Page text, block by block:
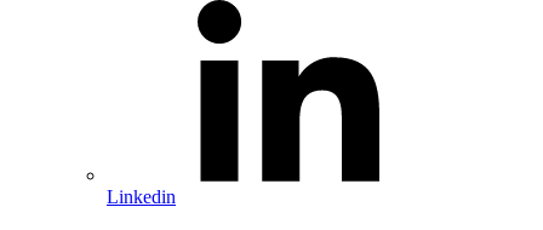
Linkedin